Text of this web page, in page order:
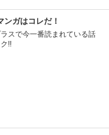
ンガはコレだ！
スで今一番読まれている話
!!